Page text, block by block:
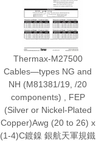
Thermax-M27500
Cables—types NG and
NH (M81381/19, /20
components) , FEP
(Silver or Nickel-Plated
Copper)Awg (20 to 26) x
(1-4)C鍍鎳 銀航天軍規鐵